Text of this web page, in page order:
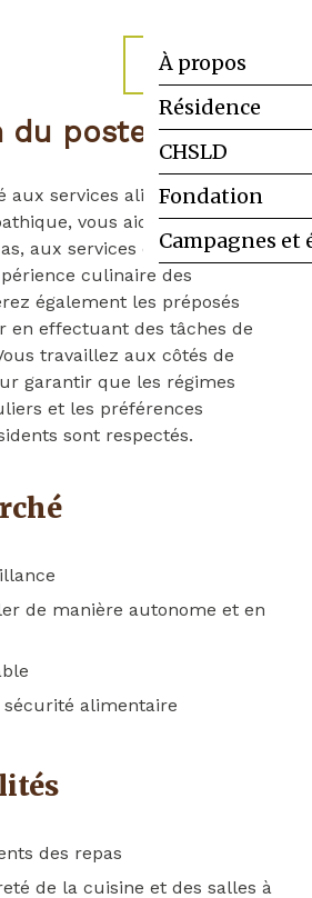
À propos
Résidence
CHSLD
Fondation
Campagnes et
POSTULER
du poste
aux services alimentaires
vous aiderez à la
aux services et au nettoyage
culinaire des
également les préposés
en effectuant des tâches de
travaillez aux côtés de
garantir que les régimes
et les préférences
sont respectés.
de manière autonome et en
sécurité alimentaire
des repas
de la cuisine et des salles à